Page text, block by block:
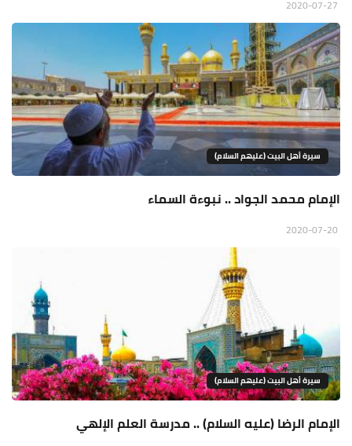
سيرة أهل البيت (عليهم السلام)
الإمام محمد الجواد .. نبوءة السماء
سيرة أهل البيت (عليهم السلام)
الإمام الرضا (عليه السلام) .. مدرسة العلم الإلهي